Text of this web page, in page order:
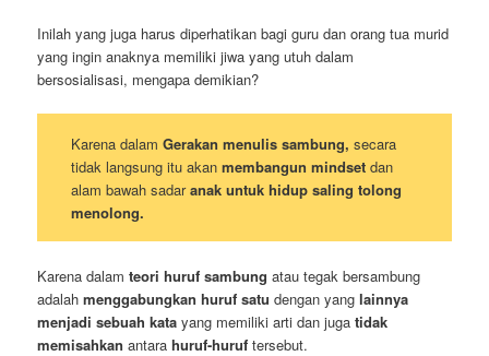
Inilah yang juga harus diperhatikan bagi guru dan orang tua murid
yang ingin anaknya memiliki jiwa yang utuh dalam
bersosialisasi, mengapa demikian?
Karena dalam Gerakan menulis sambung, secara
tidak langsung itu akan membangun mindsetdan
alam bawah sadaranak untuk hidup saling tolong
menolong.
Karena dalam teori huruf sambung atau tegak bersambung
adalahmenggabungkan huruf satu dengan yanglainnya
menjadi sebuah katayang memiliki arti dan jugatidak
memisahkan antarahuruf-huruf tersebut.